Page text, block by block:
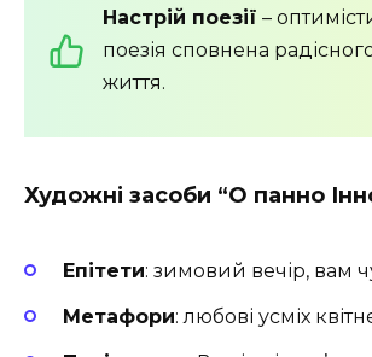
Настрій поезії –
поезія сповнена
життя.
Художні засоби “О панно
Епітети: зимовий вечір, вам
Метафори: любові усміх